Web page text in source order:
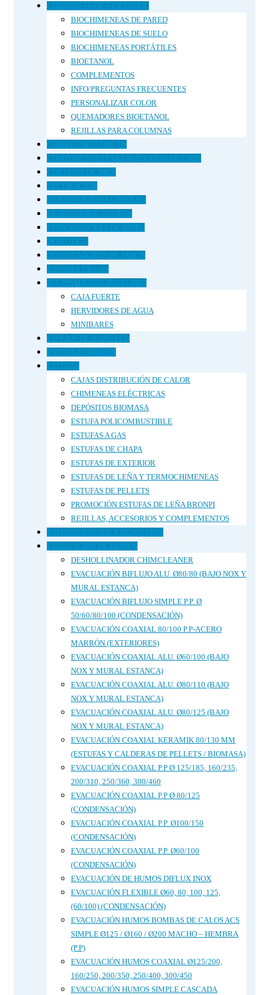
CHIMENEAS DE BIOETANOL
BIOCHIMENEAS DE PARED
BIOCHIMENEAS DE SUELO
BIOCHIMENEAS PORTÁTILES
BIOETANOL
COMPLEMENTOS
INFO/PREGUNTAS FRECUENTES
PERSONALIZAR COLOR
QUEMADORES BIOETANOL
REJILLAS PARA COLUMNAS
CIERRES MECÁNICOS
COMPONENTES PARA MÁQUINAS DE CAFÉ
CORTINAS DE AIRE
DECORACIÓN
DEPÓSITOS PARA GASÓLEO
DESHUMIDIFICADORES
DISPENSADORES DE PAPEL
DOMÓTICA
DOSIFICADORES DE JABÓN
ENVASES DE GAS
EQUIPAMIENTO HOTELERO
CAJA FUERTE
HERVIDORES DE AGUA
MINIBARES
ESPEJOS DE BAÑO LED
ESTERILIZADORES
ESTUFAS
CAJAS DISTRIBUCIÓN DE CALOR
CHIMENEAS ELÉCTRICAS
DEPÓSITOS BIOMASA
ESTUFA POLICOMBUSTIBLE
ESTUFAS A GAS
ESTUFAS DE CHAPA
ESTUFAS DE EXTERIOR
ESTUFAS DE LEÑA Y TERMOCHIMENEAS
ESTUFAS DE PELLETS
PROMOCIÓN ESTUFAS DE LEÑA BRONPI
REJILLAS, ACCESORIOS Y COMPLEMENTOS
ESTUFAS KAYAMI Y REPUESTOS
EVACUACIÓN DE HUMOS
DESHOLLINADOR CHIMCLEANER
EVACUACIÓN BIFLUJO ALU. Ø80/80 (BAJO NOX Y
MURAL ESTANCA)
EVACUACIÓN BIFLUJO SIMPLE P.P. Ø
50/60/80/100 (CONDENSACIÓN)
EVACUACIÓN COAXIAL 80/100 P.P-ACERO
MARRÓN (EXTERIORES)
EVACUACIÓN COAXIAL ALU. Ø60/100 (BAJO
NOX Y MURAL ESTANCA)
EVACUACIÓN COAXIAL ALU. Ø80/110 (BAJO
NOX Y MURAL ESTANCA)
EVACUACIÓN COAXIAL ALU. Ø80/125 (BAJO
NOX Y MURAL ESTANCA)
EVACUACIÓN COAXIAL KERAMIK 80/130 MM
(ESTUFAS Y CALDERAS DE PELLETS / BIOMASA)
EVACUACIÓN COAXIAL P.P Ø 125/185, 160/235,
200/310, 250/360, 300/460
EVACUACIÓN COAXIAL P.P Ø 80/125
(CONDENSACIÓN)
EVACUACIÓN COAXIAL P.P. Ø100/150
(CONDENSACIÓN)
EVACUACIÓN COAXIAL P.P. Ø60/100
(CONDENSACIÓN)
EVACUACIÓN DE HUMOS DIFLUX INOX
EVACUACIÓN FLEXIBLE Ø60, 80, 100, 125,
(60/100) (CONDENSACIÓN)
EVACUACIÓN HUMOS BOMBAS DE CALOS ACS
SIMPLE Ø125 / Ø160 / Ø200 MACHO – HEMBRA
(P.P)
EVACUACIÓN HUMOS COAXIAL Ø125/200,
160/250, 200/350, 250/400, 300/450
EVACUACIÓN HUMOS SIMPLE CASCADA